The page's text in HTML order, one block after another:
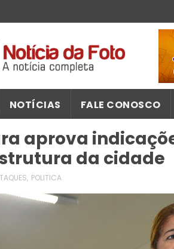
NOTÍCIAS FALE CONOSCO
aprova
da cidade
, POLITICA